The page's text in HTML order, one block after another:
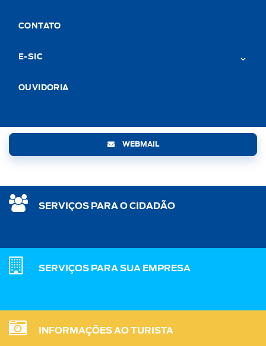
CONTATO
E-SIC
OUVIDORIA
WEBMAIL
SERVIÇOS PARA O CIDADÃO
SERVIÇOS PARA SUA EMPRESA
INFORMAÇÕES AO TURISTA